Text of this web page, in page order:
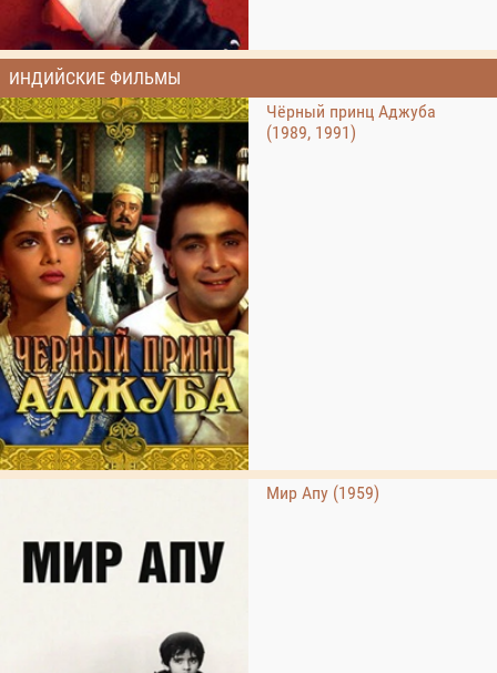
ИНДИЙСКИЕ ФИЛЬМЫ
Чёрный принц Аджуба
(1989, 1991)
Мир Апу (1959)